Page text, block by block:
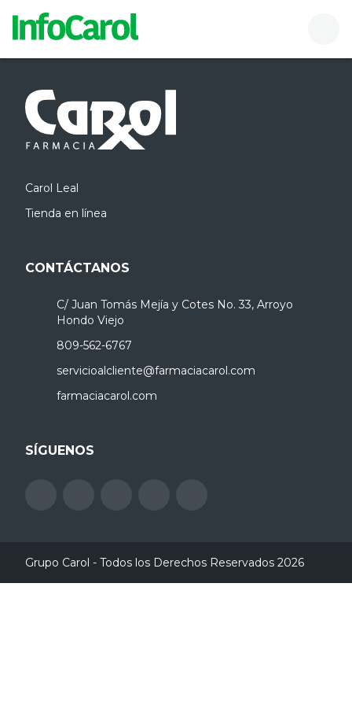
InfoCarol
Carol Leal
Tienda en línea
CONTÁCTANOS
C/ Juan Tomás Mejía y Cotes No. 33, Arroyo
Hondo Viejo
809-562-6767
servicioalcliente@farmaciacarol.com
farmaciacarol.com
SÍGUENOS
Grupo Carol - Todos los Derechos Reservados 2026